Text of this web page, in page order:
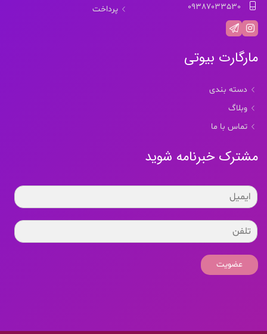
09387033530
پرداخت
مارگارت بیوتی
دسته بندی
وبلاگ
تماس با ما
مشترک خبرنامه شوید
عضویت